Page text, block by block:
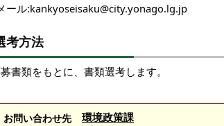
ール:kankyoseisaku@city.yonago.lg.jp
考方法
書類をもとに、書類選考します。
お問い合わせ先 環境政策課